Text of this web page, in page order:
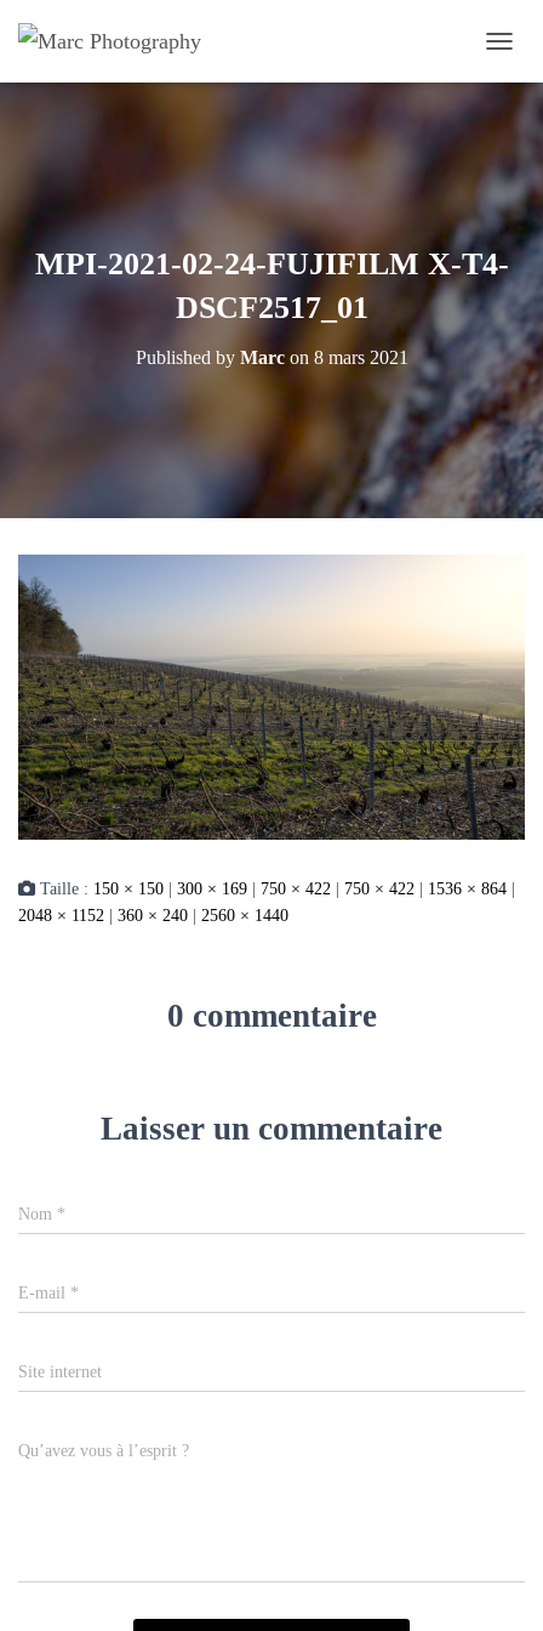
MPI-2021-02-24-FUJIFILM X-T4-
DSCF2517_01
Published by Marcon 8 mars 2021
Taille : 150 × 150 300 × 169 750 × 422 750 × 422 1536 × 864
2048 × 1152
360 × 240 2560 × 1440
0 commentaire
Laisser un commentaire
Nom *
E-mail *
Site internet
Qu’avez vous à l’esprit ?